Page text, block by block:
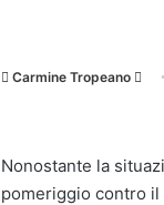
Carmine Tropeano
Invia
Nonostante la
pomeriggio contro il